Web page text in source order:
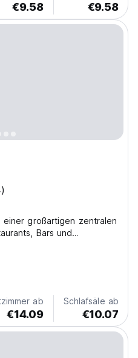
€9.58 €9.58
großartigen zentralen
Bars und
ab
€14.09
Schlafsäle ab
€10.07